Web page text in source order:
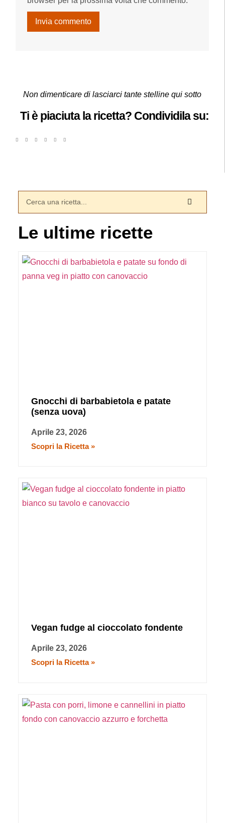
Non dimenticare di lasciarci tante stelline qui sotto
Ti è piaciuta la ricetta? Condividila su:
Le ultime ricette
Gnocchi di barbabietola e patate
(senza uova)
Aprile 23, 2026
Scopri la Ricetta »
Vegan fudge al cioccolato fondente
Aprile 23, 2026
Scopri la Ricetta »